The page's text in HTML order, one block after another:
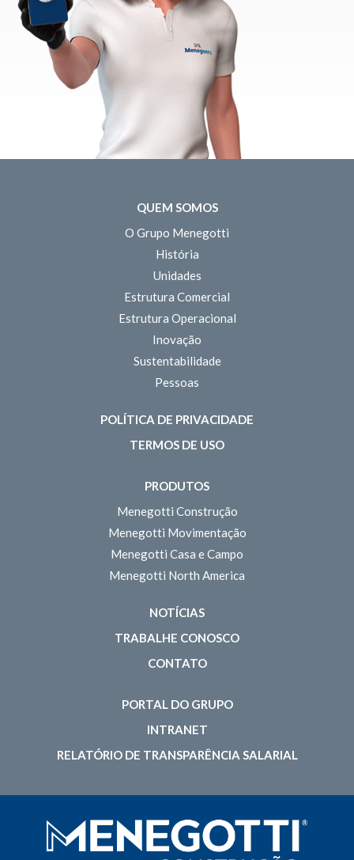
QUEM SOMOS
O Grupo Menegotti
História
Unidades
Estrutura Comercial
Inovação
Sustentabilidade
POLÍTICA DE PRIVACIDADE
TERMOS DE USO
PRODUTOS
Menegotti Movimentação
Menegotti Casa e Campo
Menegotti North America
NOTÍCIAS
TRABALHE CONOSCO
CONTATO
RELATÓRIO DE TRANSPARÊNCIA SALARIAL